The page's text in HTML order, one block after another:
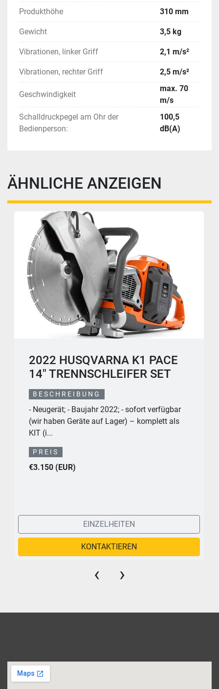
Produkthöhe 310 mm
Gewicht 3,5 kg
Vibrationen, linker Griff 2,1 m/s²
Vibrationen, rechter Griff 2,5 m/s²
Geschwindigkeit
max. 70
m/s
Schalldruckpegel am Ohr der
Bedienperson:
100,5
dB(A)
ÄHNLICHE ANZEIGEN
2022 HUSQVARNA K1 PACE
14" TRENNSCHLEIFER SET
BESCHREIBUNG
- Neugerät; - Baujahr 2022; - sofort verfügbar
(wir haben Geräte auf Lager) – komplett als
KIT (i...
PREIS
€3.150 (EUR)
EINZELHEITEN
KONTAKTIEREN
‹ ›